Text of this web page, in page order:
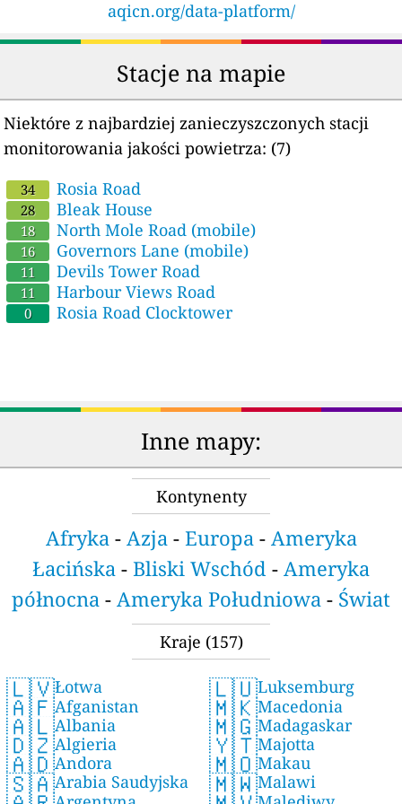
aqicn.org/data-platform/
Stacje na mapie
Niektóre z najbardziej zanieczyszczonych stacji
monitorowania jakości powietrza: (7)
34 Rosia Road
28 Bleak House
18 North Mole Road (mobile)
16 Governors Lane (mobile)
11 Devils Tower Road
11 Harbour Views Road
0 Rosia Road Clocktower
Inne mapy:
Kontynenty
Afryka- Azja- Europa- Ameryka
Łacińska - Bliski Wschód - Ameryka
północna - Ameryka Południowa - Świat
Kraje (157)
🇱🇻Łotwa
🇦🇫Afganistan
🇦🇱Albania
🇩🇿Algieria
🇦🇩Andora
🇸🇦Arabia Saudyjska
🇱🇺Luksemburg
🇲🇰Macedonia
🇲🇬Madagaskar
🇾🇹Majotta
🇲🇴Makau
🇲🇼Malawi